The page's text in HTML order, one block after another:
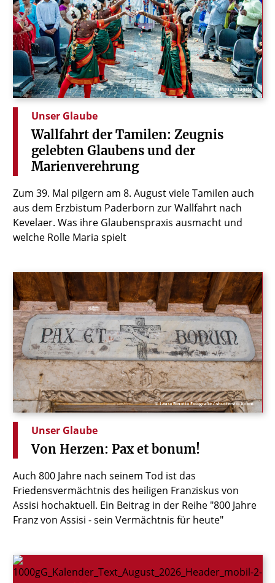
© Bistum Münster
Unser Glaube
Wallfahrt der Tamilen: Zeugnis
gelebten Glaubens und der
Marienverehrung
Zum 39. Mal pilgern am 8. August viele Tamilen auch
aus dem Erzbistum Paderborn zur Wallfahrt nach
Kevelaer. Was ihre Glaubenspraxis ausmacht und
welche Rolle Maria spielt
© Laura Binotto Fotografie / shutterstock.com
Unser Glaube
Von Herzen: Pax et bonum!
Auch 800 Jahre nach seinem Tod ist das
Friedensvermächtnis des heiligen Franziskus von
Assisi hochaktuell. Ein Beitrag in der Reihe "800 Jahre
Franz von Assisi - sein Vermächtnis für heute"